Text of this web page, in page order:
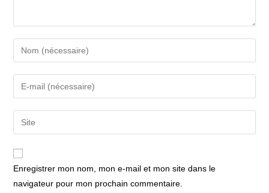
Enter
your
name
comment
Enter
your
email
address
comment
Saisir
l’URL
de
Enregistrer mon nom, mon e-mail et mon site dans le
navigateur pour mon prochain commentaire.